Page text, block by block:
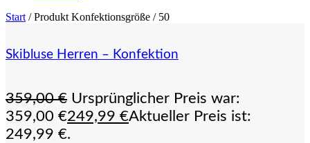
Start / Produkt Konfektionsgröße / 50
Skibluse Herren – Konfektion
359,00€ Ursprünglicher Preis war:
359,00 €249,99 €Aktueller Preis ist:
249,99 €.